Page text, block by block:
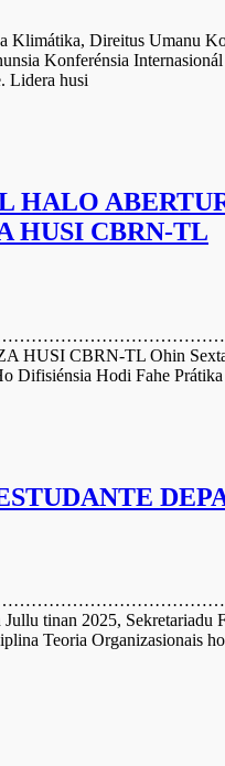
Direitus Umanu
Konferénsia
Lidera husi
HALO
HUSI CBRN-TL
CBRN-TL Ohin
Difisiénsia Hodi Fahe
tinan 2025, Sekretariadu
Teoria Organizasionais